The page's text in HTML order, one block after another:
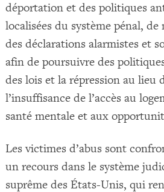
déportation et des politiques
localisées du système pénal,
des déclarations alarmistes et
afin de poursuivre des
des lois et la répression au lieu
l’insuffisance de l’accès au
santé mentale et aux
Les victimes d’abus sont
un recours dans le système
suprême des États-Unis, qui